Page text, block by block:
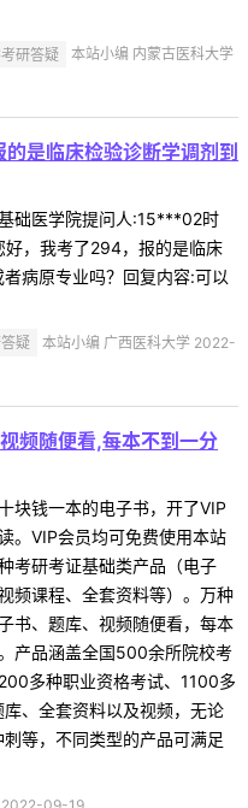
研答疑
本站小编 内蒙古医科大学
是临床检验诊断学调剂到
础医学院提问人:15***02时
，我考了294，报的是临床
病原专业吗？回复内容:可以
疑
本站小编 广西医科大学 2022-
频随便看,每本不到一分
块钱一本的电子书，开了VIP
。VIP会员均可免费使用本站
考研考证基础类产品（电子
频课程、全套资料等）。万种
书、题库、视频随便看，每本
产品涵盖全国500余所院校考
多种职业资格考试、1100多
、全套资料以及视频，无论
等，不同类型的产品可满足